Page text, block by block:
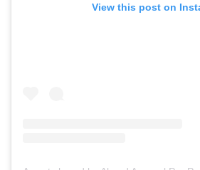
View this post on